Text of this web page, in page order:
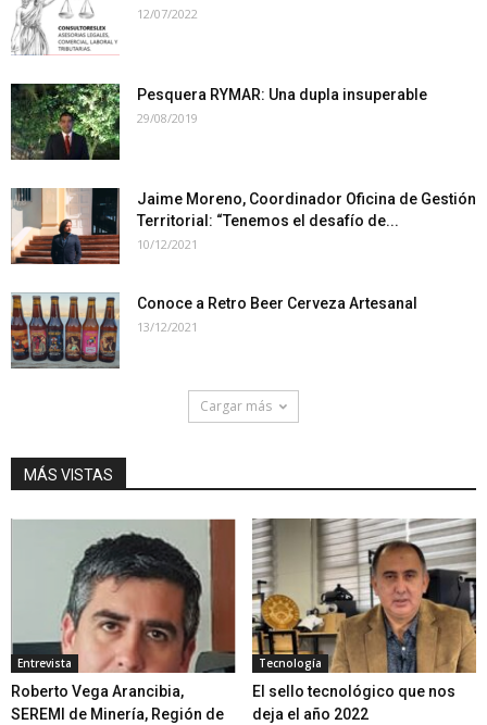
12/07/2022
Pesquera RYMAR: Una dupla insuperable
29/08/2019
Jaime Moreno, Coordinador Oficina de Gestión
Territorial: “Tenemos el desafío de...
10/12/2021
Conoce a Retro Beer Cerveza Artesanal
13/12/2021
Cargar más
MÁS VISTAS
Entrevista
Roberto Vega Arancibia,
SEREMI de Minería, Región de
Tecnología
El sello tecnológico que nos
deja el año 2022